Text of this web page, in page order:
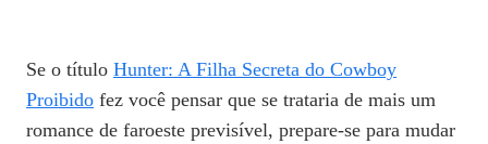
Se o título Hunter: A Filha Secreta do Cowboy
Proibido fez você pensar que se trataria de mais um
romance de faroeste previsível, prepare-se para mudar